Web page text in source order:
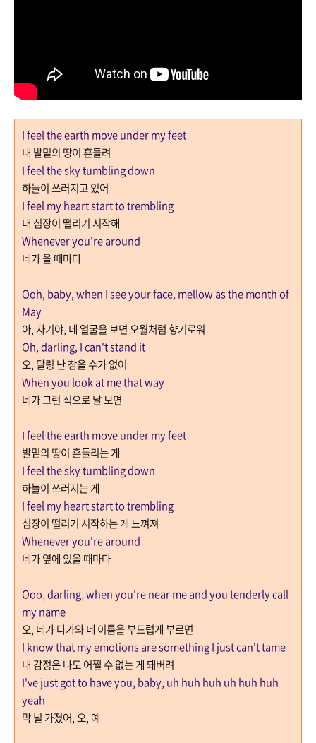
I feel the earth move under my feet
내 발밑의 땅이 흔들려
I feel the sky tumbling down
하늘이 쓰러지고 있어
I feel my heart start to trembling
내 심장이 떨리기 시작해
Whenever you're around
네가 올 때마다
Ooh, baby, when I see your face, mellow as the month of
May
아,자기야, 네 얼굴을 보면 오월처럼 향기로워
Oh, darling, I can't stand it
오, 달링 난참을 수가 없어
When you look at me that way
네가 그런 식으로 날 보면
I feel the earth move under my feet
발밑의 땅이 흔들리는 게
I feel the sky tumbling down
하늘이 쓰러지는 게
I feel my heart start to trembling
심장이 떨리기 시작하는 게 느껴져
Whenever you're around
네가 옆에 있을 때마다
Ooo, darling, when you're near me and you tenderly call
my name
오, 네가 다가와 네 이름을 부드럽게 부르면
I know that my emotions are something I just can't tame
내 감정은 나도 어쩔 수 없는 게 돼버려
I've just got to have you, baby, uh huh huh uh huh huh
yeah
막 널 가졌어,오, 예